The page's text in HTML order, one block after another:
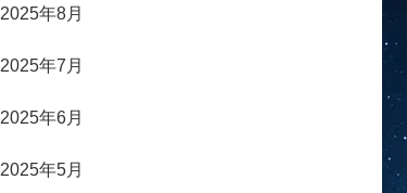
2025年8月
2025年7月
2025年6月
2025年5月